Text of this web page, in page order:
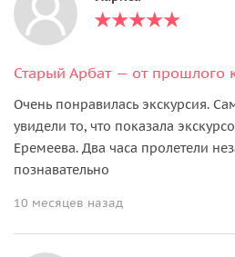
Старый Арбат — от прошлого
Очень понравилась экскурсия.
увидели то, что показала
Еремеева. Два часа пролетели
познавательно
10 месяцев назад